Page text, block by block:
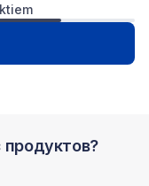
Следущая